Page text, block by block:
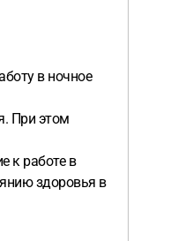
в ночное
При этом
к работе в
здоровья в